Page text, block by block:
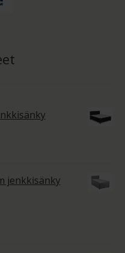
jenkkisänky